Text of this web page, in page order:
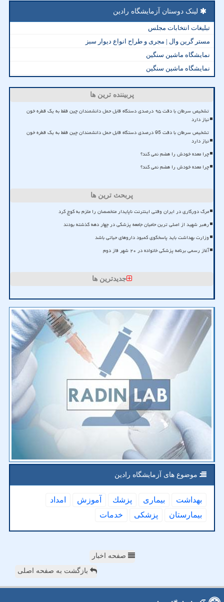
لینک دوستان آزمایشگاه رادین
تبلیغات انتخابات مجلس
مستر گرین وال | مجری و طراح انواع دیوار سبز
نمایشگاه ماشین سنگین
نمایشگاه ماشین سنگین
پربیننده ترین ها
تشخیص سرطان با دقت ۹۵ درصدی دستگاه قابل حمل دانشمندان چین فقط به یک قطره خون
نیاز دارد
تشخیص سرطان با دقت 95 درصدی دستگاه قابل حمل دانشمندان چین فقط به یک قطره خون
نیاز دارد
چرا معده خودش را هضم نمی کند؟
چرا معده خودش را هضم نمی کند؟
پربحث ترین ها
مرگ دورکاری در ایران وقتی اینترنت ناپایدار متخصصان را ملزم به کوچ کرد
رهبر شهید از اصلی ترین حامیان جامعه پزشکی در چهار دهه گذشته بودند
وزارت بهداشت باید پاسخگوی کمبود داروهای حیاتی باشد
آغاز رسمی برنامه پزشکی خانواده در ۲۰ شهر فاز دوم
جدیدترین ها
موضوع های آزمایشگاه رادین
بهداشت بیماری پزشك آموزش
امداد
بیمارستان
پزشكی خدمات
صفحه اخبار
بازگشت به صفحه اصلی